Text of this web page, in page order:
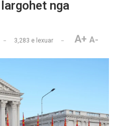
nga
3,283 e lexuar A+ A-